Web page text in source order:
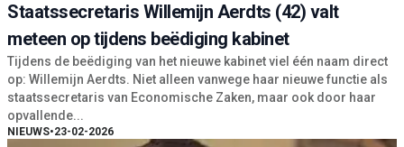
Staatssecretaris Willemijn Aerdts (42) valt
meteen op tijdens beëdiging kabinet
Tijdens de beëdiging van het nieuwe kabinet viel één naam direct
op: Willemijn Aerdts. Niet alleen vanwege haar nieuwe functie als
staatssecretaris van Economische Zaken, maar ook door haar
opvallende...
NIEUWS•23-02-2026